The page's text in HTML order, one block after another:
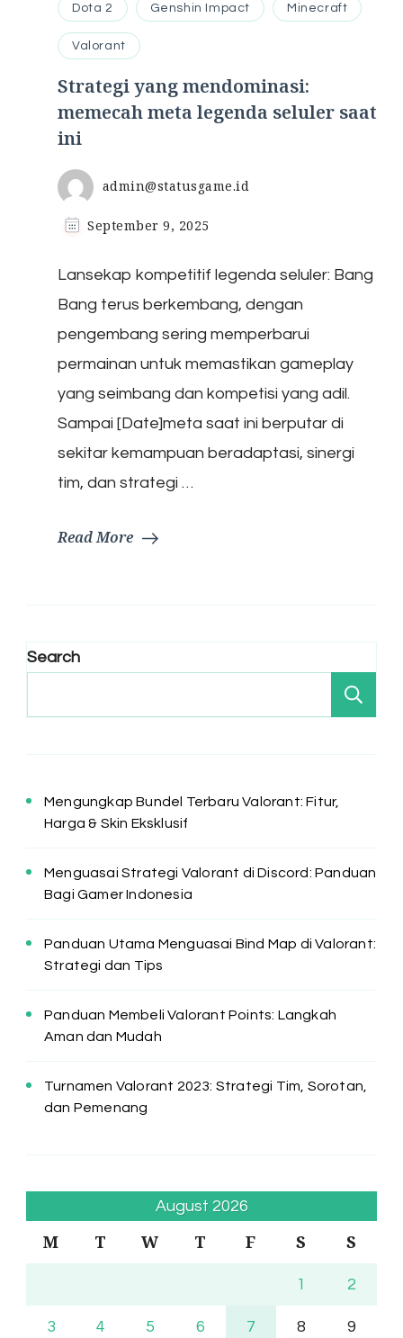
Dota 2 Genshin Impact Minecraft
Valorant
Strategi yang mendominasi:
memecah meta legenda seluler saat
ini
admin@statusgame.id
September 9, 2025
Lansekap kompetitif legenda seluler: Bang
Bang terus berkembang, dengan
pengembang sering memperbarui
permainan untuk memastikan gameplay
yang seimbang dan kompetisi yang adil.
Sampai [Date]meta saat ini berputar di
sekitar kemampuan beradaptasi, sinergi
tim, dan strategi …
Read More
Search
Mengungkap Bundel Terbaru Valorant: Fitur,
Harga & Skin Eksklusif
Menguasai Strategi Valorant di Discord: Panduan
Bagi Gamer Indonesia
Panduan Utama Menguasai Bind Map di Valorant:
Strategi dan Tips
Panduan Membeli Valorant Points: Langkah
Aman dan Mudah
Turnamen Valorant 2023: Strategi Tim, Sorotan,
dan Pemenang
August 2026
M T W T F S S
1 2
3 4 5 6 7 8 9